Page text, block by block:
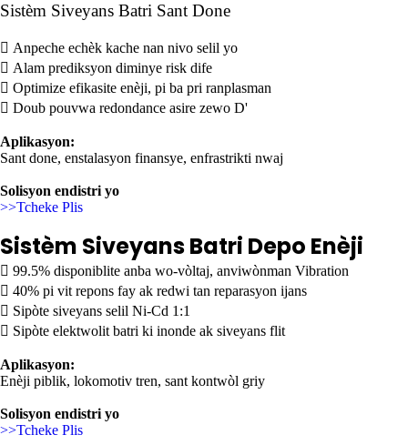
Sistèm Siveyans Batri Sant Done
 Anpeche echèk kache nan nivo selil yo
 Alam prediksyon diminye risk dife
 Optimize efikasite enèji, pi ba pri ranplasman
 Doub pouvwa redondance asire zewo D'
Aplikasyon:
Sant done, enstalasyon finansye, enfrastrikti nwaj
Solisyon endistri yo
>>Tcheke Plis
Sistèm Siveyans Batri Depo Enèji
 99.5% disponiblite anba wo-vòltaj, anviwònman Vibration
 40% pi vit repons fay ak redwi tan reparasyon ijans
 Sipòte siveyans selil Ni-Cd 1:1
 Sipòte elektwolit batri ki inonde ak siveyans flit
Aplikasyon:
Enèji piblik, lokomotiv tren, sant kontwòl griy
Solisyon endistri yo
>>Tcheke Plis